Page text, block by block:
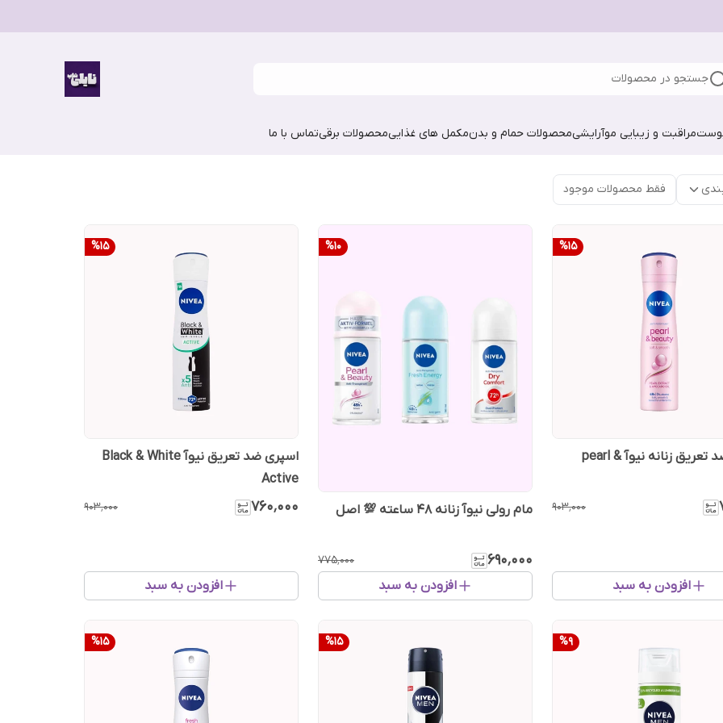
جستجو در محصولات
مراقبت و زیبایی موآرایشیمحصولات حمام و بدنمکمل های غذاییمحصولات برقیتماس با ما
فقط محصولات موجود
%15
اسپری ضد تعریق زنانه نیوآ pearl &
۹۰۳٬۰۰۰
افزودن به سبد
%10
مام رولی نیوآ زنانه 48 ساعته 💯 اصل
۶۹۰٬۰۰۰ ۷۷۵٬۰۰۰
افزودن به سبد
%15
اسپری ضد تعریق نیوآ Black & White
Active
۷۶۰٬۰۰۰ ۹۰۳٬۰۰۰
افزودن به سبد
%9
%15
%15